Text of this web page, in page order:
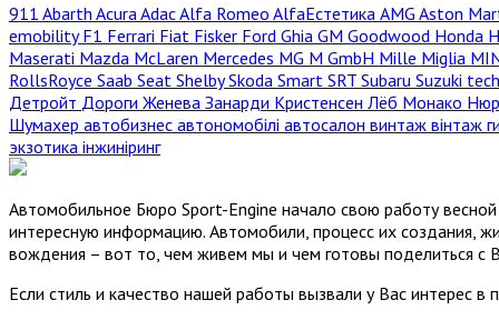
911 Abarth Acura AdacAlfa Romeo AlfaЕстетика AMG Aston
emobilityF1 Ferrari Fiat Fisker Ford Ghia GM Goodwood Honda
Maserati Mazda McLaren Mercedes MG M GmbH Mille Miglia
RollsRoyce Saab Seat ShelbySkoda Smart SRT Subaru Suzuki
Детройт Дороги Женева Занарди Кристенсен Лёб Монако
Шумахер автобизнес автономобілі автосалон винтаж вінтаж
экзотика інжиніринг
Автомобильное Бюро Sport-Engine начало свою работу
интересную информацию. Автомобили, процесс их создания,
вождения – вот то, чем живем мы и чем готовы поделиться с
Если стиль и качество нашей работы вызвали у Вас интерес в